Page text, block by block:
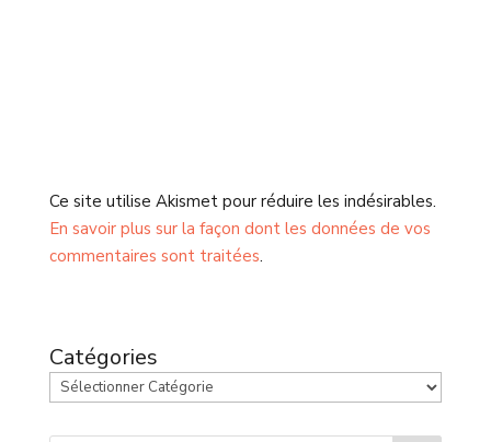
Ce site utilise Akismet pour réduire les indésirables.
En savoir plus sur la façon dont les données de vos
commentaires sont traitées.
Catégories